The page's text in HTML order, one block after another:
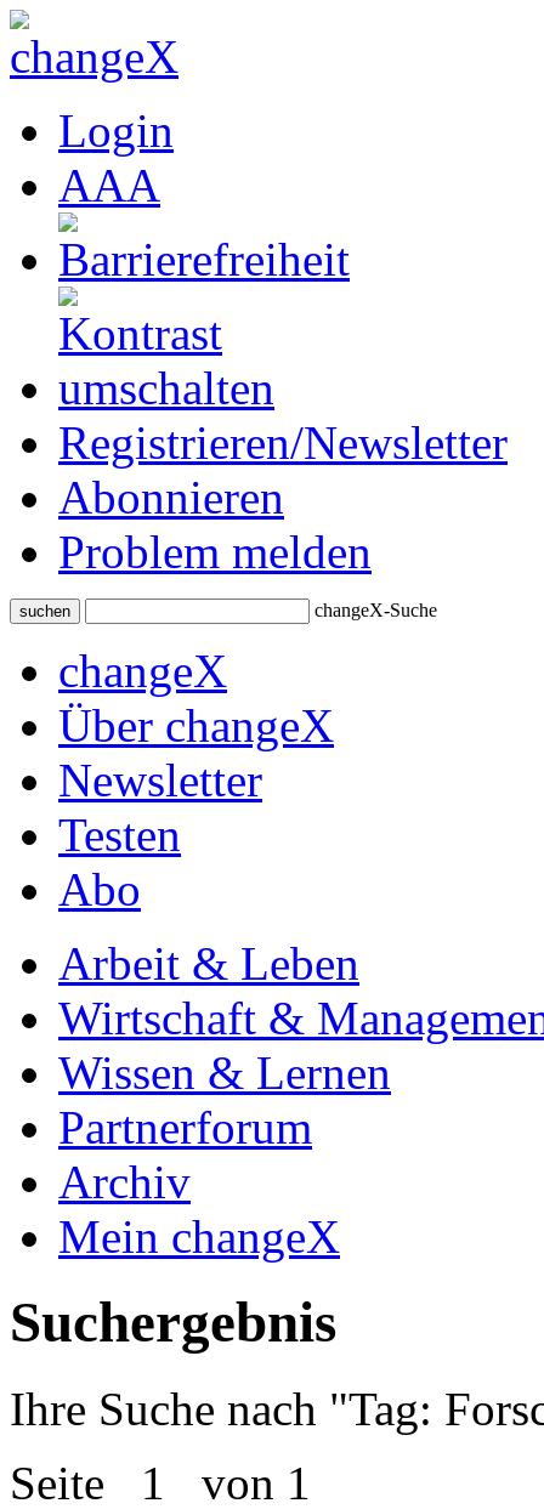
Login
AAA
Registrieren/Newsletter
Abonnieren
Problem melden
suchen changeX-Suche
changeX
Über changeX
Newsletter
Testen
Abo
Arbeit & Leben
Wirtschaft &
Wissen & Lernen
Partnerforum
Archiv
Mein changeX
Suchergebnis
Ihre Suche nach "Tag:
Seite 1 von 1